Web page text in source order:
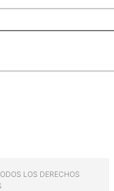
LOS DERECHOS